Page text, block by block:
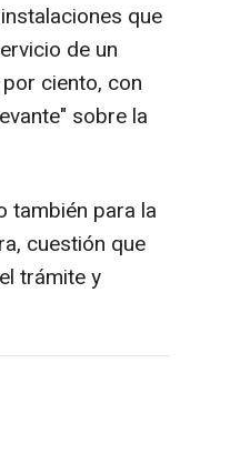
que
de un
ciento, con
sobre la
también para la
cuestión que
trámite y